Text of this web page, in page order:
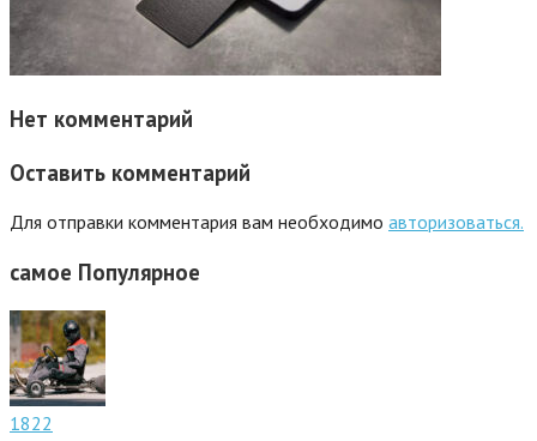
Нет комментарий
Оставить комментарий
Для отправки комментария вам необходимо авторизоваться.
самое Популярное
1822